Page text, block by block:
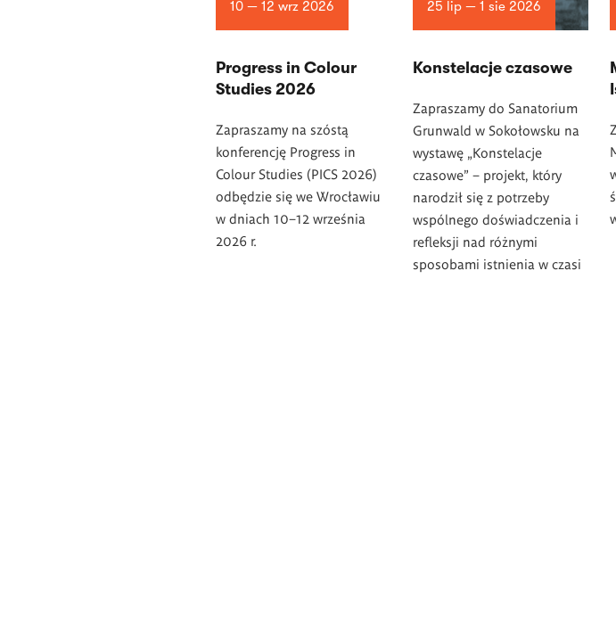
10 — 12 wrz 2026
Progress in Colour
Studies 2026
Zapraszamy na szóstą
konferencję Progress in
Colour Studies (PICS 2026)
odbędzie się we Wrocławiu
w dniach 10–12 września
2026 r.
25 lip — 1 sie 2026
Konstelacje czasowe
Zapraszamy do Sanatorium
Grunwald w Sokołowsku na
wystawę „Konstelacje
czasowe” – projekt, który
narodził się z potrzeby
wspólnego doświadczenia i
refleksji nad różnymi
sposobami istnienia w czasi